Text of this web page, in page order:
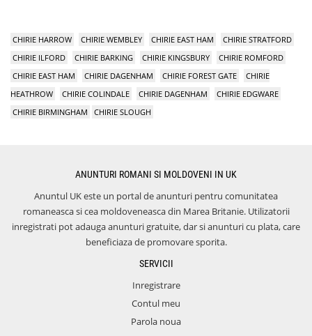
CHIRIE HARROW CHIRIE WEMBLEY CHIRIE EAST HAM
CHIRIE STRATFORD
CHIRIE ILFORD
CHIRIE BARKING CHIRIE KINGSBURY
CHIRIE ROMFORD
CHIRIE EAST HAM
CHIRIE DAGENHAM CHIRIE FOREST GATE
CHIRIE
HEATHROW
CHIRIE COLINDALE CHIRIE DAGENHAM
CHIRIE EDGWARE
CHIRIE BIRMINGHAM
CHIRIE SLOUGH
ANUNTURI ROMANI SI MOLDOVENI IN UK
Anuntul UK este un portal de anunturi pentru comunitatea
romaneasca si cea moldoveneasca din Marea Britanie. Utilizatorii
inregistrati pot adauga anunturi gratuite, dar si anunturi cu plata, care
beneficiaza de promovare sporita.
SERVICII
Inregistrare
Contul meu
Parola noua